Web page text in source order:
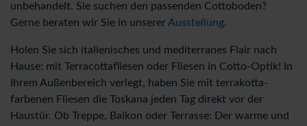
unbehandelt. Sie suchen den passenden Cottoboden?
Gerne beraten wir Sie in unserer Ausstellung.
Holen Sie sich italienisches und mediterranes Flair nach
Hause: mit Terracottafliesen oder Fliesen in Cotto-Optik! In
Ihrem Außenbereich verlegt, haben Sie mit terrakotta-
farbenen Fliesen die Toskana jeden Tag direkt vor der
Haustür. Ob Treppe, Balkon oder Terrasse: Der warme und